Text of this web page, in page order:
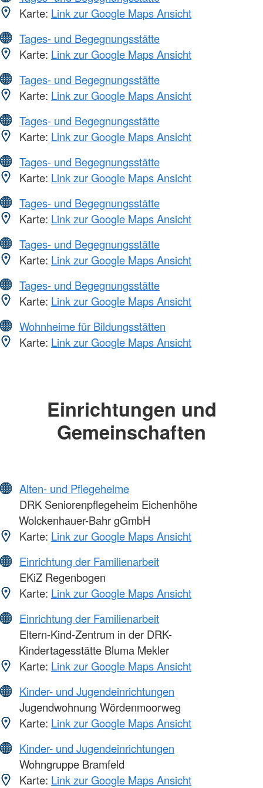
Karte: Link zur Google Maps Ansicht
Tages- und Begegnungsstätte
Karte: Link zur Google Maps Ansicht
Tages- und Begegnungsstätte
Karte: Link zur Google Maps Ansicht
Tages- und Begegnungsstätte
Karte: Link zur Google Maps Ansicht
Tages- und Begegnungsstätte
Karte: Link zur Google Maps Ansicht
Tages- und Begegnungsstätte
Karte: Link zur Google Maps Ansicht
Tages- und Begegnungsstätte
Karte: Link zur Google Maps Ansicht
Tages- und Begegnungsstätte
Karte: Link zur Google Maps Ansicht
Wohnheime für Bildungsstätten
Karte: Link zur Google Maps Ansicht
Einrichtungen und
Gemeinschaften
Alten- und Pflegeheime
DRK Seniorenpflegeheim Eichenhöhe
Wolckenhauer-Bahr gGmbH
Karte: Link zur Google Maps Ansicht
Einrichtung der Familienarbeit
EKiZ Regenbogen
Karte: Link zur Google Maps Ansicht
Einrichtung der Familienarbeit
Eltern-Kind-Zentrum in der DRK-
Kindertagesstätte Bluma Mekler
Karte: Link zur Google Maps Ansicht
Kinder- und Jugendeinrichtungen
Jugendwohnung Wördenmoorweg
Karte: Link zur Google Maps Ansicht
Kinder- und Jugendeinrichtungen
Wohngruppe Bramfeld
Karte: Link zur Google Maps Ansicht